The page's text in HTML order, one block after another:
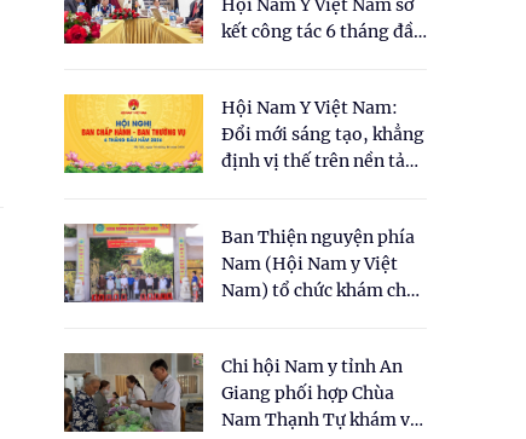
truyền Việt Nam"
Hội Nam Y Việt Nam sơ
kết công tác 6 tháng đầu
Hội Nam Y Việt Nam:
Đổi mới sáng tạo, khẳng
định vị thế trên nền tảng
Ban Thiện nguyện phía
Nam (Hội Nam y Việt
Nam) tổ chức khám chữa
dân tại xã Tân Tập
Chi hội Nam y tỉnh An
Giang phối hợp Chùa
Nam Thạnh Tự khám và